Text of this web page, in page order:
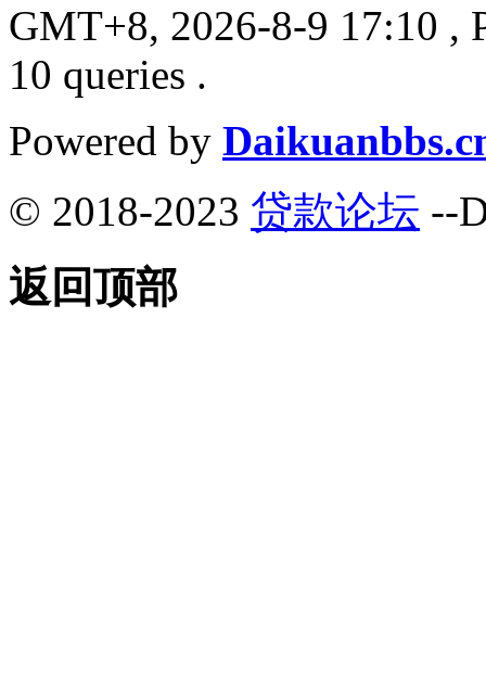
GMT+8, 2026-8-9 17:10 ,
10 queries .
Powered by
© 2018-2023 贷款论坛 --
返回顶部